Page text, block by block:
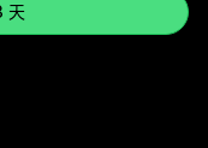
天